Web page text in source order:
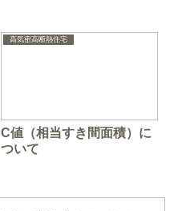
高気密高断熱住宅
C値（相当すき間面積）に
ついて